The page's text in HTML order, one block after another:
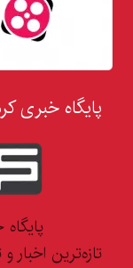
پایگاه خبری
تازه‌ترین